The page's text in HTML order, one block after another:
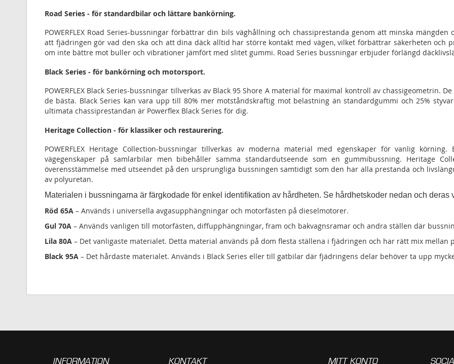
Road Series - för standardbilar och lättare bankörning.
POWERFLEX Road Series-bussningar förbättrar din bils väghållning och chassiprestanda genom att minska
att fjädringen gör vad den ska och att dina däck alltid har större kontakt med vägen, vilket förbättrar säkerheten och
om inte bättre mot buller och vibrationer jämfört med slitet gummi. Road Series bussningar erbjuder förlängd
Black Series - för bankörning och motorsport.
POWERFLEX Black Series-bussningar tillverkas av Black 95 Shore A material för maximal kontroll av chassigeometrin.
de bästa. Black Series kan vara upp till 80% mer motståndskraftig mot belastning än standardgummi och 25%
ultimata chassiprestandan är Powerflex Black Series för dig.
Heritage Collection - för klassiker och restaurering.
POWERFLEX Heritage Collection-bussningar tillverkas av moderna material med egenskaper för vanlig
vägegenskaper på samlarbilar men bibehåller samma standardutseende som en gummibussning. Heritage
överensstämmelse med utseendet på den ursprungliga bussningen samtidigt som den har alla prestanda och
av polyuretan.
Materialen i bussningarna är färgkodade för enkel identifikation av hårdheten. Se hårdhetskoder nedan och
Röd 65A – Används i universella avgasupphängningar och motorfästen på dieselmotorer.
Gul 70A – Används vanligen till motorfästen, diffupphängningar, fram och bakvagnsramar och andra ställen där
Lila 80A – Det vanligaste materialet. Detta material används på dom flesta ställena i fjädringen och har rätt mix mellan
Black 95A – Det hårdaste materialet. Används i Black Series eller till gatbilar där fjädringens delar behöver ta upp
INFORMATION KONTAKT MITT KONTO